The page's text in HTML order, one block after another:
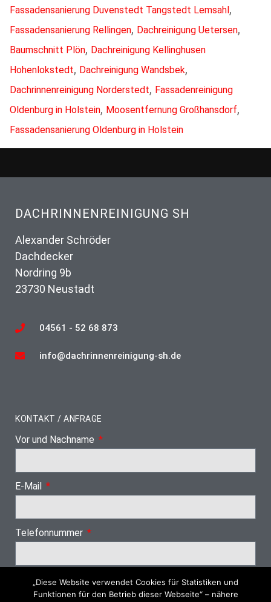
Fassadensanierung Duvenstedt Tangstedt Lemsahl,
Fassadensanierung Rellingen, Dachreinigung Uetersen,
Baumschnitt Plön, Dachreinigung Kellinghusen
Hohenlokstedt, Dachreinigung Wandsbek,
Dachrinnenreinigung Norderstedt, Fassadenreinigung
Oldenburg in Holstein, Moosentfernung Großhansdorf,
Fassadensanierung Oldenburg in Holstein
DACHRINNENREINIGUNG SH
Alexander Schröder
Dachdecker
Nordring 9b
23730 Neustadt
04561 - 52 68 873
info@dachrinnenreinigung-sh.de
KONTAKT / ANFRAGE
Vor und Nachname
E-Mail
Telefonnummer
Nächster Schritt
„Diese Website verwendet Cookies für Statistiken und
Funktionen für den Betrieb dieser Webseite“ – nähere